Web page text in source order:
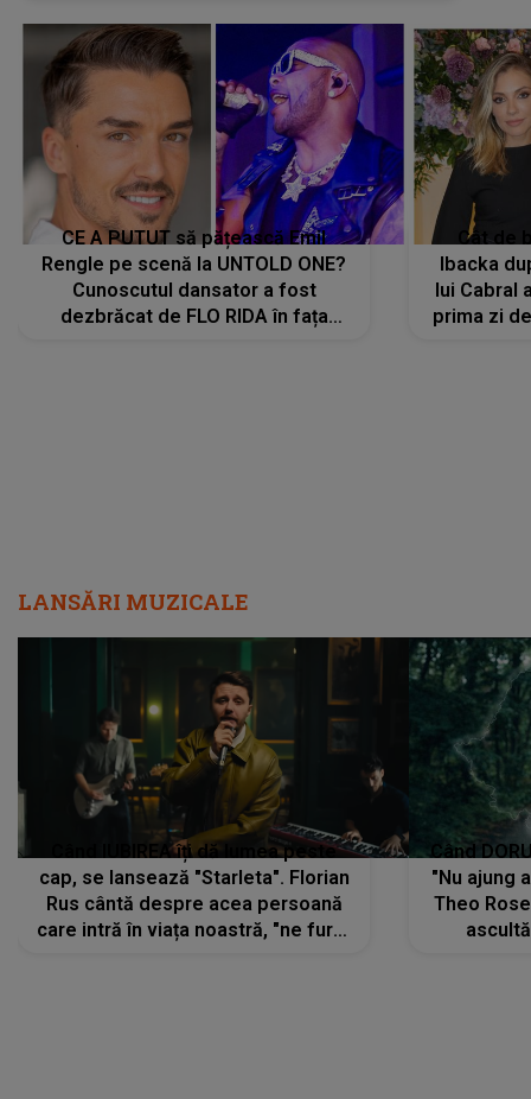
CE A PUTUT să pățească Emil
Rengle pe scenă la UNTOLD ONE?
Cunoscutul dansator a fost
dezbrăcat de FLO RIDA în fața
Cât de
Ibacka
lui Cabral
prima zi
LANSĂRI MUZICALE
Când IUBIREA îți dă lumea peste
cap, se lansează "Starleta". Florian
Rus cântă despre acea persoană
care intră în viața noastră, "ne fură"
Când
"Nu ajung
Theo